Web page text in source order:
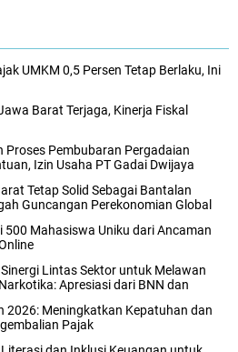
UMKM 0,5 Persen Tetap Berlaku, Ini
Barat Terjaga, Kinerja Fiskal
Proses Pembubaran Pergadaian
Izin Usaha PT Gadai Dwijaya
Tetap Solid Sebagai Bantalan
Guncangan Perekonomian Global
500 Mahasiswa Uniku dari Ancaman
Lintas Sektor untuk Melawan
Apresiasi dari BNN dan
2026: Meningkatkan Kepatuhan dan
Pajak